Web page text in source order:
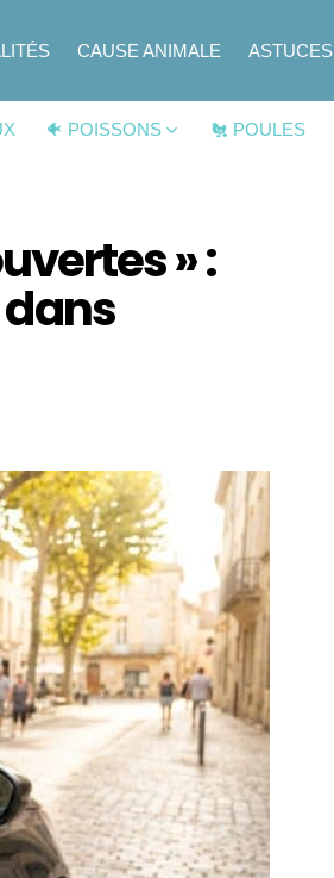
CAUSE ANIMALE ASTUCES
🐠 POISSONS 🐔 POULES
» :